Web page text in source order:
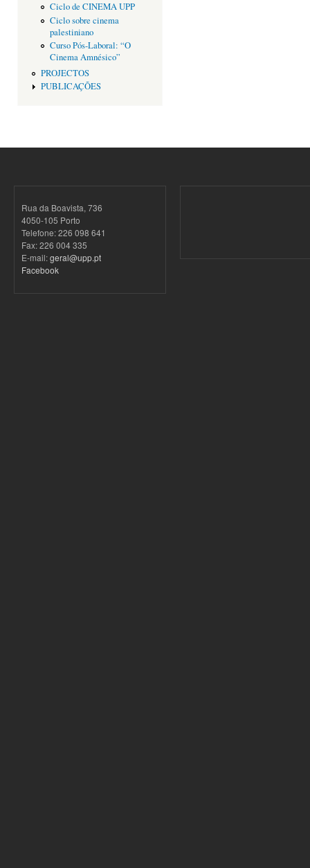
Ciclo de CINEMA UPP
Ciclo sobre cinema
palestiniano
Curso Pós-Laboral: “O
Cinema Amnésico”
PROJECTOS
PUBLICAÇÕES
Rua da Boavista, 736
4050-105 Porto
Telefone: 226 098 641
Fax: 226 004 335
E-mail:geral@upp.pt
Facebook